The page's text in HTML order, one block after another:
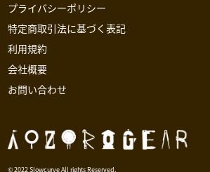
© 2022 Slowcurve All rights Reserved.
プライバシーポリシー
特定商取引法に基づく表記
利用規約
会社概要
お問い合わせ